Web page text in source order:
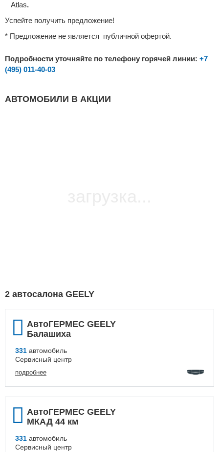
Atlas.
Успейте получить предложение!
* Предложение не является публичной офертой.
Подробности уточняйте по телефону горячей линии: +7
(495) 011-40-03
АВТОМОБИЛИ В АКЦИИ
2 автосалона GEELY
АвтоГЕРМЕС GEELY
Балашиха
331 автомобиль
Сервисный центр
подробнее
АвтоГЕРМЕС GEELY
МКАД 44 км
331 автомобиль
Сервисный центр